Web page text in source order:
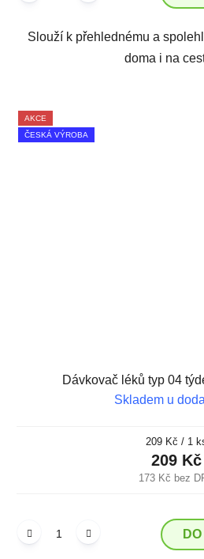
Slouží k přehlednému a
doma i na
AKCE
ČESKÁ VÝROBA
Dávkovač léků typ 04
Skladem u
173 Kč bez
209 Kč
Měrná
cena:
209 Kč / 1